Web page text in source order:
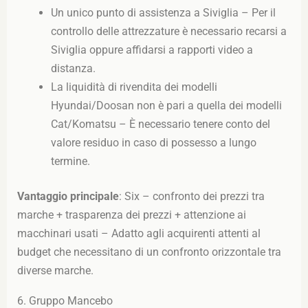
Un unico punto di assistenza a Siviglia – Per il
controllo delle attrezzature è necessario recarsi a
Siviglia oppure affidarsi a rapporti video a
distanza.
La liquidità di rivendita dei modelli
Hyundai/Doosan non è pari a quella dei modelli
Cat/Komatsu – È necessario tenere conto del
valore residuo in caso di possesso a lungo
termine.
Vantaggio principale: Six – confronto dei prezzi tra
marche + trasparenza dei prezzi + attenzione ai
macchinari usati – Adatto agli acquirenti attenti al
budget che necessitano di un confronto orizzontale tra
diverse marche.
6. Gruppo Mancebo